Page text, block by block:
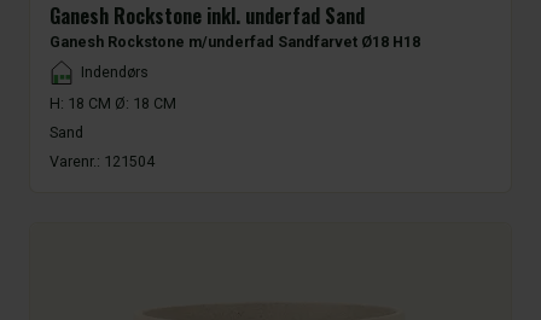
Ganesh Rockstone inkl. underfad Sand
Ganesh Rockstone m/underfad Sandfarvet Ø18 H18
Placement
Indendørs
H: 18 CM Ø: 18 CM
Sand
Varenr.: 121504